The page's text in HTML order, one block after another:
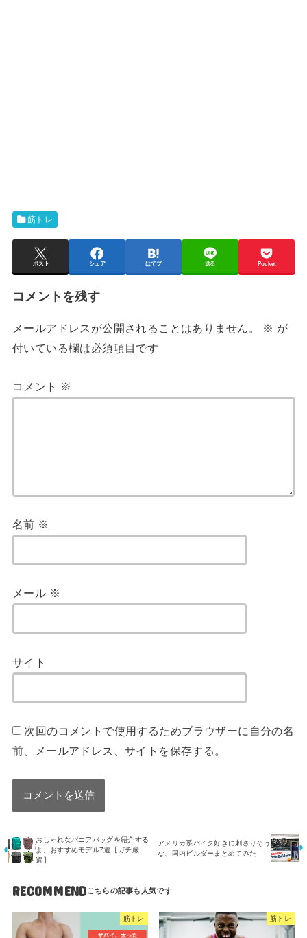
筋トレ
ポスト シェア はてブ 送る Pocket
コメントを残す
メールアドレスが公開されることはありません。 ※ が
付いている欄は必須項目です
コメント ※
名前 ※
メール ※
サイト
次回のコメントで使用するためブラウザーに自分の名
前、メールアドレス、サイトを保存する。
おしゃれなパニアバッグを紹介する
よ。おすすめモデル7選【ガチ厳
選】
アメリカ系バイク好きに刺さりそう
な、国内ビルダーまとめてみた
RECOMMEND
筋トレ 筋トレ